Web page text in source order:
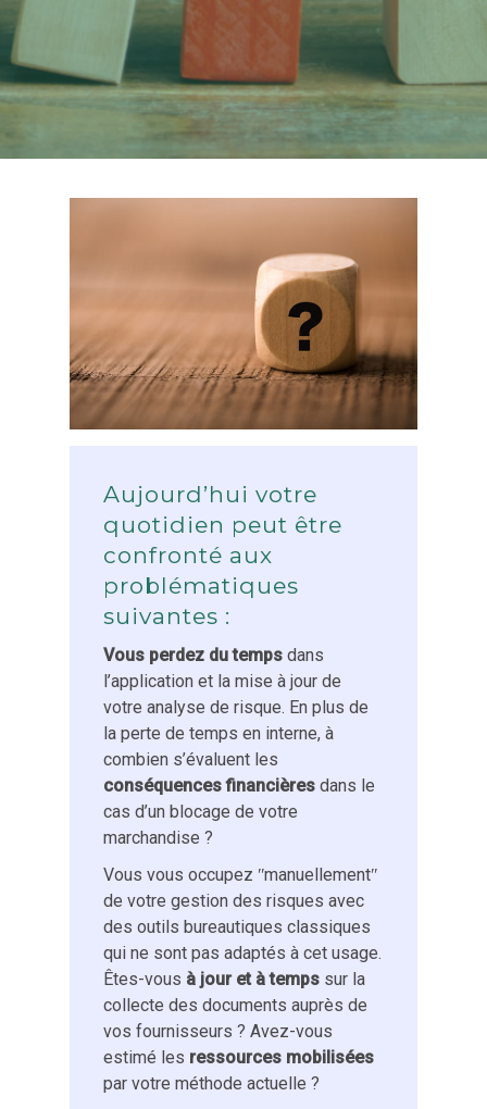
Aujourd’hui votre
quotidien peut être
confronté aux
problématiques
suivantes :
Vous perdez du temps dans
l’application et la mise à jour de
votre analyse de risque. En plus de
la perte de temps en interne, à
combien s’évaluent les
conséquences financières dans le
cas d’un blocage de votre
marchandise ?
Vous vous occupez ʺmanuellementʺ
de votre gestion des risques avec
des outils bureautiques classiques
qui ne sont pas adaptés à cet usage.
Êtes-vous à jour et à temps sur la
collecte des documents auprès de
vos fournisseurs ? Avez-vous
estimé les ressources mobilisées
par votre méthode actuelle ?